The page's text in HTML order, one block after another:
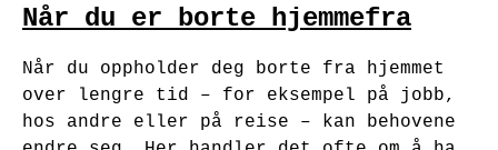
Når du er borte hjemmefra
Når du oppholder deg borte fra hjemmet
over lengre tid – for eksempel på jobb,
hos andre eller på reise – kan behovene